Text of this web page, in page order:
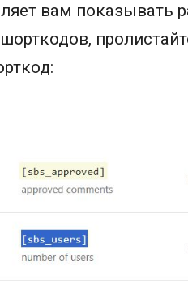
вам показывать